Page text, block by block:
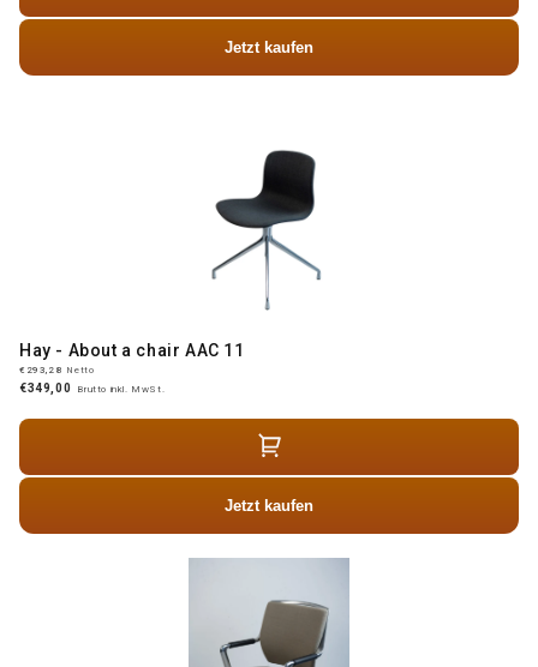
Jetzt kaufen
Hay - About a chair AAC 11
€293,28 Netto
€349,00 Brutto inkl. MwSt.
Jetzt kaufen